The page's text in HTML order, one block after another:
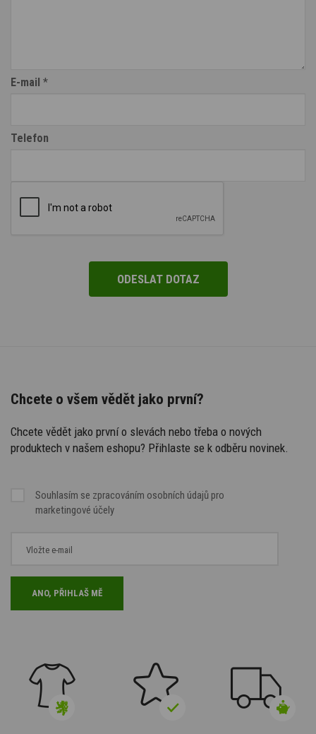
E-mail *
Telefon
Chcete o všem vědět jako první?
Chcete vědět jako první o slevách nebo třeba o nových
produktech v našem eshopu? Přihlaste se k odběru novinek.
Souhlasím se zpracováním osobních údajů pro
marketingové účely